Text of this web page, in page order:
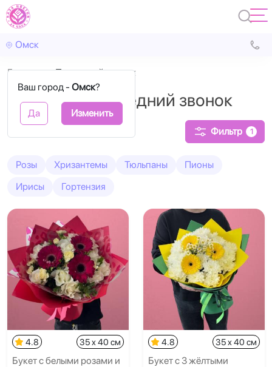
Омск
Ваш город - Омск?
Да Изменить
Главная Последний звонок
Букеты на Последний звонок
Фильтр 1
Розы Хризантемы Тюльпаны
Пионы
Ирисы
Гортензия
4.8 35 x 40 см
Букет с белыми розами и
4.8 35 x 40 см
Букет с 3 жёлтыми